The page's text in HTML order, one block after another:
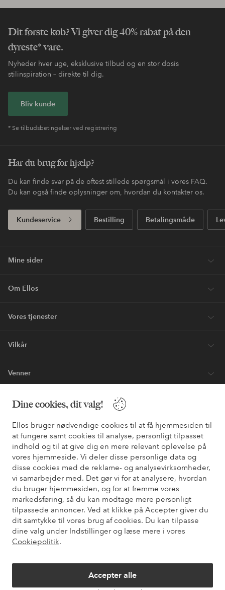
Dine cookies, dit valg!
Ellos bruger nødvendige cookies til at få hjemmesiden til
at fungere samt cookies til analyse, personligt tilpasset
indhold og til at give dig en mere relevant oplevelse på
vores hjemmeside. Vi deler disse personlige data og
disse cookies med de reklame- og analysevirksomheder,
vi samarbejder med. Det gør vi for at analysere, hvordan
du bruger hjemmesiden, og for at fremme vores
markedsføring, så du kan modtage mere personligt
tilpassede annoncer. Ved at klikke på Accepter giver du
dit samtykke til vores brug af cookies. Du kan tilpasse
dine valg under Indstillinger og læse mere i vores
Cookiepolitik.
Accepter alle
Dit første køb? Vi giver dig 40% rabat på den
dyreste* vare.
Nyheder hver uge, eksklusive tilbud og en stor dosis
stilinspiration – direkte til dig.
Bliv kunde
* Se tilbudsbetingelser ved registrering
Har du brug for hjælp?
Du kan finde svar på de oftest stillede spørgsmål i vores FAQ.
Du kan også finde oplysninger om, hvordan du kontakter os.
Kundeservice Bestilling Betalingsmåde
Mine sider
Om Ellos
Vores tjenester
Vilkår
Venner
Vil du vide mere om vores betalingsmuligheder?
elpy elpy
Danmark - Vælg land
Facebook Instagram Pinterest Youtube